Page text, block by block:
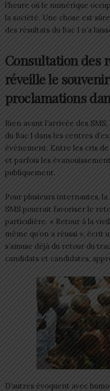
l’heure où le numérique
la société. Une chose est
des résultats du Bac I n’a
Consultation des
réveille le
proclamations
Bien avant l’arrivée des
du Bac I dans les centres
événement. Entre les cris de
et parfois les
publiquement.
Pour plusieurs internautes,
SMS pourrait favoriser le
particulière. « Retour à la
même qu’on a réussi », écrit
s’amuse déjà du retour du
candidats et candidates,
D’autres évoquent avec